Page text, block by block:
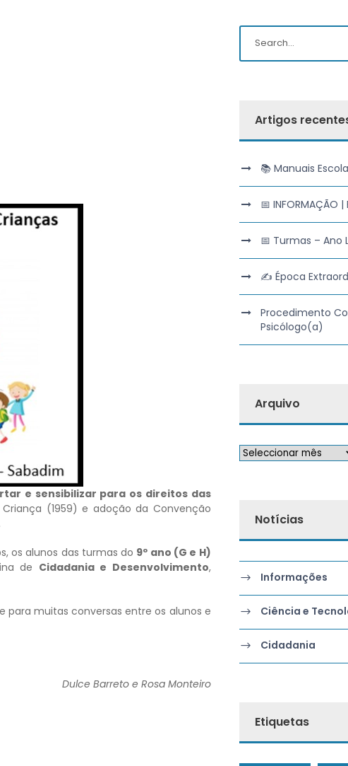
e sensibilizar para os direitos das
(1959) e adoção da Convenção
os alunos das turmas do 9º ano (G e H)
de Cidadania e Desenvolvimento,
muitas conversas entre os alunos e
Dulce Barreto e Rosa Monteiro
Artigos
📚 Manuais
📅
📅 Turmas – Ano
✍️ Época
Procedimento
Psicólogo(a)
Arquivo
Notícias
Informações
Ciência e
Cidadania
Etiquetas